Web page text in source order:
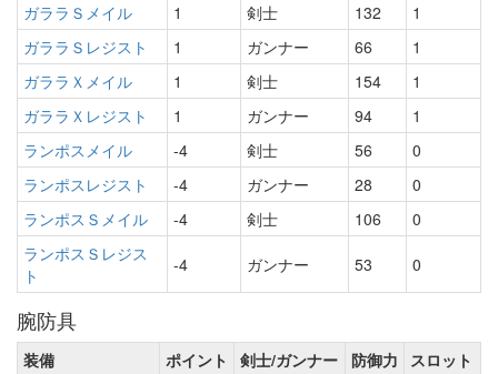
ガララＳメイル 1 剣士 132
1
ガララＳレジスト
1 ガンナー 66
1
ガララＸメイル
1 剣士 154
1
ガララＸレジスト
1 ガンナー 94
1
ランポスメイル
-4 剣士 56
0
ランポスレジスト
-4 ガンナー 28
0
ランポスＳメイル
-4 剣士 106
0
ランポスＳレジス
ト
-4 ガンナー 53 0
腕防具
装備 ポイント 剣士/ガンナー 防御力
スロット